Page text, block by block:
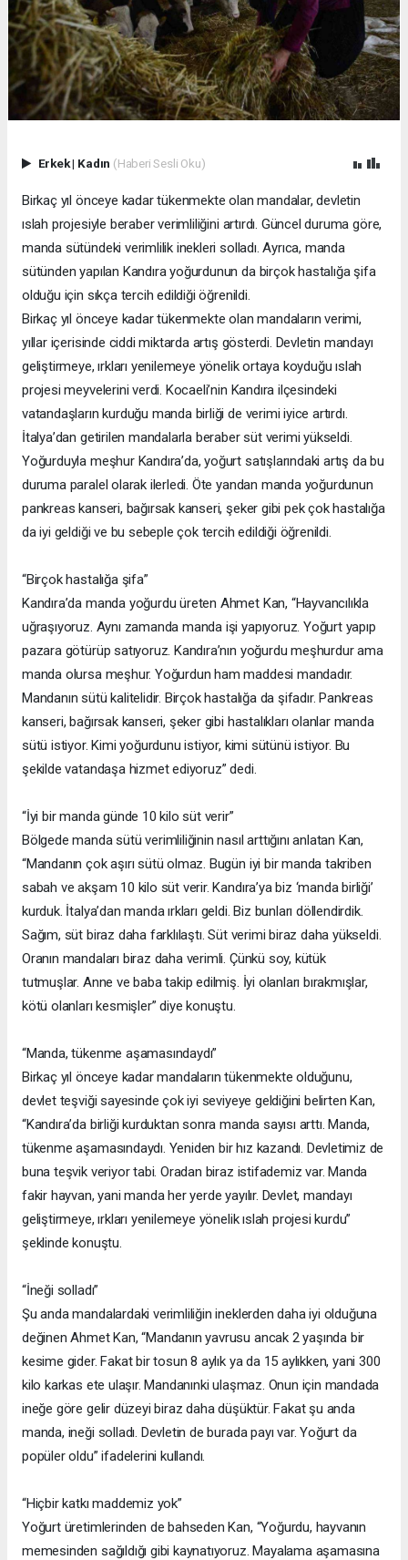
Erkek| Kadın (Haberi Sesli Oku)
Birkaç yıl önceye kadar tükenmekte olan mandalar, devletin
ıslah projesiyle beraber verimliliğini artırdı. Güncel duruma göre,
manda sütündeki verimlilik inekleri solladı. Ayrıca, manda
sütünden yapılan Kandıra yoğurdunun da birçok hastalığa şifa
olduğu için sıkça tercih edildiği öğrenildi.
Birkaç yıl önceye kadar tükenmekte olan mandaların verimi,
yıllar içerisinde ciddi miktarda artış gösterdi. Devletin mandayı
geliştirmeye, ırkları yenilemeye yönelik ortaya koyduğu ıslah
projesi meyvelerini verdi. Kocaeli’nin Kandıra ilçesindeki
vatandaşların kurduğu manda birliği de verimi iyice artırdı.
İtalya’dan getirilen mandalarla beraber süt verimi yükseldi.
Yoğurduyla meşhur Kandıra’da, yoğurt satışlarındaki artış da bu
duruma paralel olarak ilerledi. Öte yandan manda yoğurdunun
pankreas kanseri, bağırsak kanseri, şeker gibi pek çok hastalığa
da iyi geldiği ve bu sebeple çok tercih edildiği öğrenildi.
“Birçok hastalığa şifa”
Kandıra’da manda yoğurdu üreten Ahmet Kan, “Hayvancılıkla
uğraşıyoruz. Aynı zamanda manda işi yapıyoruz. Yoğurt yapıp
pazara götürüp satıyoruz. Kandıra’nın yoğurdu meşhurdur ama
manda olursa meşhur. Yoğurdun ham maddesi mandadır.
Mandanın sütü kalitelidir. Birçok hastalığa da şifadır. Pankreas
kanseri, bağırsak kanseri, şeker gibi hastalıkları olanlar manda
sütü istiyor. Kimi yoğurdunu istiyor, kimi sütünü istiyor. Bu
şekilde vatandaşa hizmet ediyoruz” dedi.
“İyi bir manda günde 10 kilo süt verir”
Bölgede manda sütü verimliliğinin nasıl arttığını anlatan Kan,
“Mandanın çok aşırı sütü olmaz. Bugün iyi bir manda takriben
sabah ve akşam 10 kilo süt verir. Kandıra’ya biz ‘manda birliği’
kurduk. İtalya’dan manda ırkları geldi. Biz bunları döllendirdik.
Sağım, süt biraz daha farklılaştı. Süt verimi biraz daha yükseldi.
Oranın mandaları biraz daha verimli. Çünkü soy, kütük
tutmuşlar. Anne ve baba takip edilmiş. İyi olanları bırakmışlar,
kötü olanları kesmişler” diye konuştu.
“Manda, tükenme aşamasındaydı”
Birkaç yıl önceye kadar mandaların tükenmekte olduğunu,
devlet teşviği sayesinde çok iyi seviyeye geldiğini belirten Kan,
“Kandıra’da birliği kurduktan sonra manda sayısı arttı. Manda,
tükenme aşamasındaydı. Yeniden bir hız kazandı. Devletimiz de
buna teşvik veriyor tabi. Oradan biraz istifademiz var. Manda
fakir hayvan, yani manda her yerde yayılır. Devlet, mandayı
geliştirmeye, ırkları yenilemeye yönelik ıslah projesi kurdu”
şeklinde konuştu.
“İneği solladı”
Şu anda mandalardaki verimliliğin ineklerden daha iyi olduğuna
değinen Ahmet Kan, “Mandanın yavrusu ancak 2 yaşında bir
kesime gider. Fakat bir tosun 8 aylık ya da 15 aylıkken, yani 300
kilo karkas ete ulaşır. Mandanınki ulaşmaz. Onun için mandada
ineğe göre gelir düzeyi biraz daha düşüktür. Fakat şu anda
manda, ineği solladı. Devletin de burada payı var. Yoğurt da
popüler oldu” ifadelerini kullandı.
“Hiçbir katkı maddemiz yok”
Yoğurt üretimlerinden de bahseden Kan, “Yoğurdu, hayvanın
memesinden sağıldığı gibi kaynatıyoruz. Mayalama aşamasına